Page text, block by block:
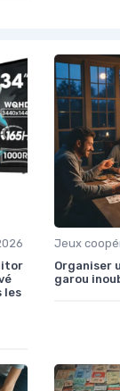
les
Organiser
garou